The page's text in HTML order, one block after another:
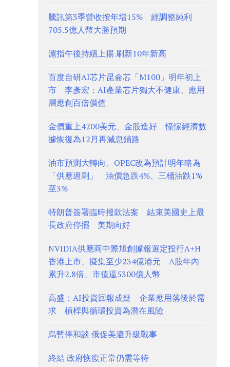
騰訊第3季營收按年增15% 經調整純利
705.5億人幣大勝預期
滬指午後持續上揚 刷新10年新高
百度自研AI芯片昆侖芯「M100」明年初上
市 李彥宏：AI產業芯片獨大不健康、應用
層應創百倍價值
金價重上4200美元、金股造好 憧憬經濟數
據恢復為12月再減息鋪路
油市預測大轉向、OPEC改為預計明年略為
「供應過剩」 油價急跌4%、三桶油跌1%
至3%
特朗普簽署臨時撥款法案 結束美國史上最
長政府停擺 美期向好
NVIDIA供應商中際旭創據報選定投行A+H
香港上市、擬集至少234億港元 A股年內
累升2.8倍、市值逼5300億人幣
高盛：AI投資回報成疑 企業應用落後於需
求 槓桿與循環投資為潛在風險
烏暫停和談 俄促美避升級戰事
終結 政府恢復正常仍需等待